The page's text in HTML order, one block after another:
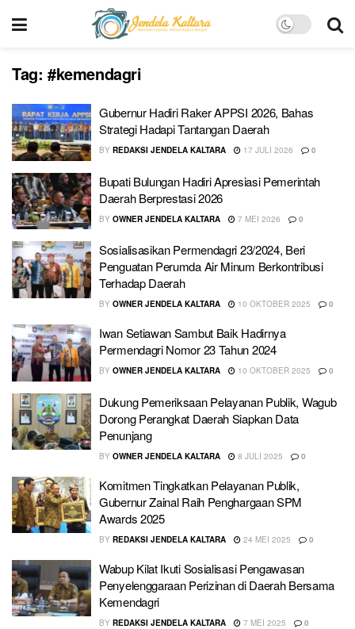
Tag: #kemendagri
Gubernur Hadiri Raker APPSI 2026, Bahas
Strategi Hadapi Tantangan Daerah
BY REDAKSI JENDELA KALTARA 17 JULI 2026 0
Bupati Bulungan Hadiri Apresiasi Pemerintah
Daerah Berprestasi 2026
BY OWNER JENDELA KALTARA 7 MEI 2026 0
Sosialisasikan Permendagri 23/2024, Beri
Penguatan Perumda Air Minum Berkontribusi
Terhadap Daerah
BY OWNER JENDELA KALTARA 10 OKTOBER 2025 0
Iwan Setiawan Sambut Baik Hadirnya
Permendagri Nomor 23 Tahun 2024
BY OWNER JENDELA KALTARA 10 OKTOBER 2025 0
Dukung Pemeriksaan Pelayanan Publik, Wagub
Dorong Perangkat Daerah Siapkan Data
Penunjang
BY OWNER JENDELA KALTARA 8 JULI 2025 0
Komitmen Tingkatkan Pelayanan Publik,
Gubernur Zainal Raih Penghargaan SPM
Awards 2025
BY REDAKSI JENDELA KALTARA 24 MEI 2025 0
Wabup Kilat Ikuti Sosialisasi Pengawasan
Penyelenggaraan Perizinan di Daerah Bersama
Kemendagri
BY REDAKSI JENDELA KALTARA 7 MEI 2025 0